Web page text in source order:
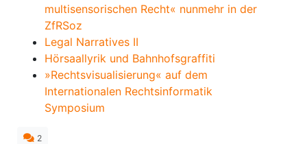
multisensorischen Recht« nunmehr in der
ZfRSoz
Legal Narratives II
Hörsaallyrik und Bahnhofsgraffiti
»Rechtsvisualisierung« auf dem
Internationalen Rechtsinformatik
Symposium
2